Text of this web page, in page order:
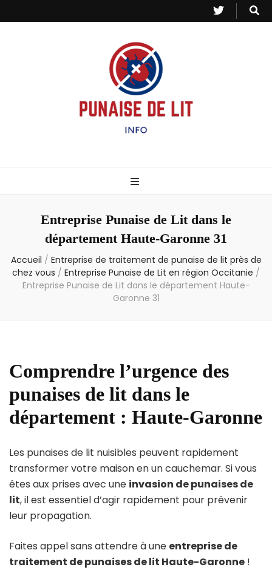
– Info
Entreprise Punaise de Lit dans le
département Haute-Garonne 31
Accueil / Entreprise de traitement de punaise de lit près de
chez vous / Entreprise Punaise de Lit en région Occitanie /
Entreprise Punaise de Lit dans le département Haute-
Garonne 31
Comprendre l’urgence des
punaises de lit dans le
département : Haute-Garonne
Les punaises de lit nuisibles peuvent rapidement
transformer votre maison en un cauchemar. Si vous
êtes aux prises avec une invasion de punaises de
lit, il est essentiel d’agir rapidement pour prévenir
leur propagation.
Faites appel sans attendre à une entreprise de
traitement de punaises de lit Haute-Garonne !